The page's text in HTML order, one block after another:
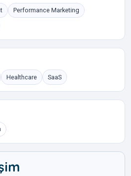
Performance Marketing
Healthcare SaaS